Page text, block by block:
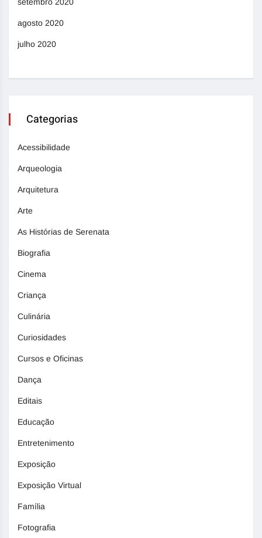
agosto 2020
julho 2020
Categorias
Acessibilidade
Arqueologia
Arquitetura
Arte
As Histórias de Serenata
Biografia
Cinema
Criança
Culinária
Curiosidades
Cursos e Oficinas
Dança
Editais
Educação
Entretenimento
Exposição
Exposição Virtual
Família
Fotografia